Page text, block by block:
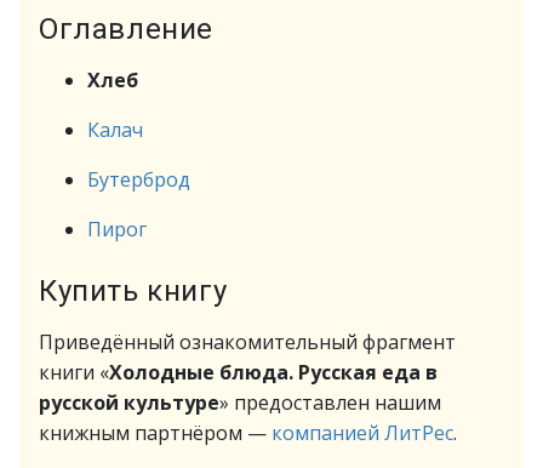
Оглавление
Хлеб
Калач
Бутерброд
Пирог
Купить книгу
Приведённый ознакомительный фрагмент
книги «Холодные блюда. Русская еда в
русской культуре» предоставлен нашим
книжным партнёром — компанией ЛитРес.